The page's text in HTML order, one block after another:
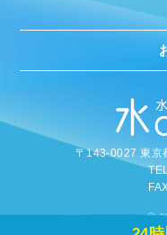
〒143-0027 東京
©